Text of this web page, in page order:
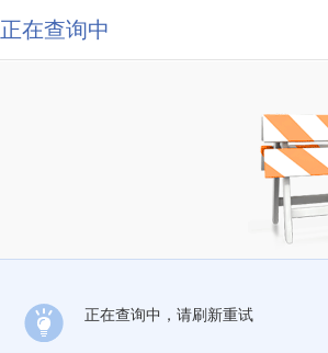
正在查询中
正在查询中，请刷新重试